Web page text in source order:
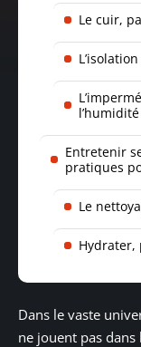
Le cuir,
l’humidité
Entretenir
pratiques
Le
Hydrater,
Dans le vaste
ne jouent pas